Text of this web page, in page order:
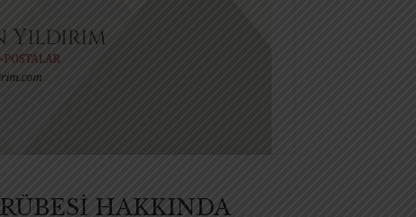
HAKKINDA